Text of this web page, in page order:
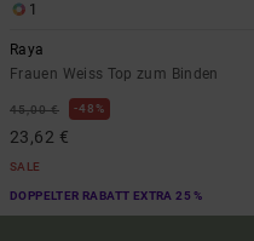
1
Raya
Frauen Weiss Top zum Binden
45,00 € 48%
23,62 €
SALE
DOPPELTER RABATT EXTRA 25 %